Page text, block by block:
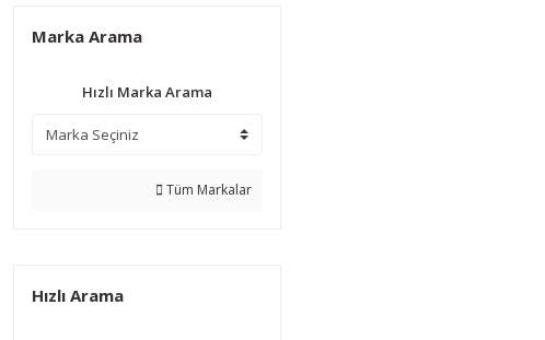
Marka Arama
Hızlı Marka Arama
Tüm Markalar
Hızlı Arama